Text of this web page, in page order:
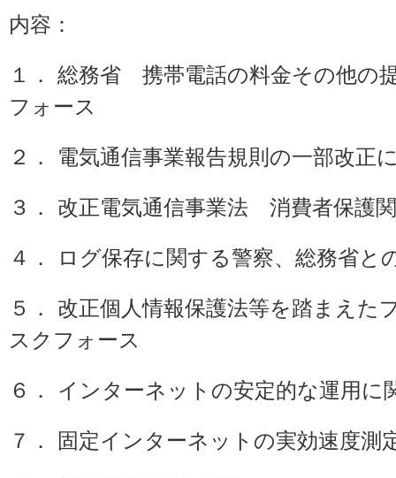
内容：
１． 総務省 携帯電話の料金その他の
フォース
２． 電気通信事業報告規則の一部改正
３． 改正電気通信事業法 消費者保護
４． ログ保存に関する警察、総務省と
５． 改正個人情報保護法等を踏まえた
スクフォース
６． インターネットの安定的な運用に
７． 固定インターネットの実効速度測